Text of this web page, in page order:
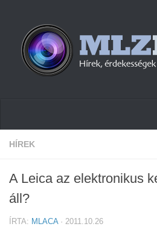
Hírek
Cikkek
HÍREK
A Leica az elektronikus
áll?
ÍRTA: MLACA· 2011.10.26